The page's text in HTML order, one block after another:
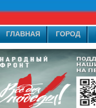
ГЛАВНАЯ ГОРОД